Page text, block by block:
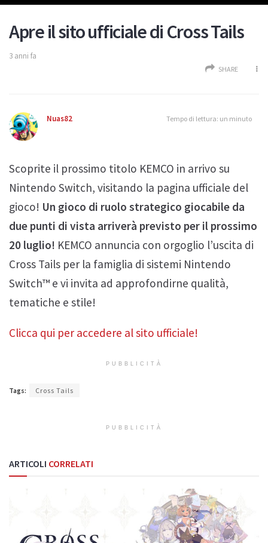
Apre il sito ufficiale di Cross Tails
3 anni fa
SHARE
Nuas82 Tempo di lettura: un minuto
Scoprite il prossimo titolo KEMCO in arrivo su
Nintendo Switch, visitando la pagina ufficiale del
gioco! Un gioco di ruolo strategico giocabile da
due punti di vista arriverà previsto per il prossimo
20 luglio! KEMCO annuncia con orgoglio l’uscita di
Cross Tails per la famiglia di sistemi Nintendo
Switch™ e vi invita ad approfondirne qualità,
tematiche e stile!
Clicca qui per accedere al sito ufficiale!
PUBBLICITÀ
Tags: Cross Tails
PUBBLICITÀ
ARTICOLI CORRELATI